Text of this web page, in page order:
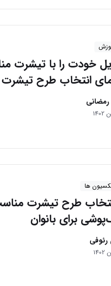
خودت را با تیشرت
انتخاب طرح تیشرت
رمضانی
ها
طرح تیشرت
برای بانوان
رئوفی